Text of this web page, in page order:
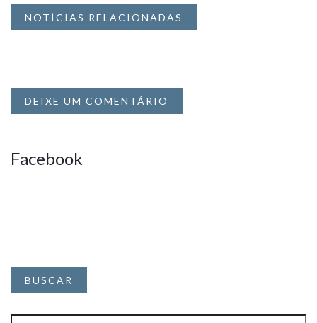
NOTÍCIAS RELACIONADAS
DEIXE UM COMENTÁRIO
Facebook
BUSCAR